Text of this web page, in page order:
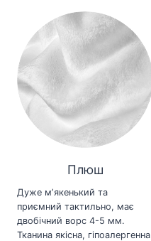
Плюш
Дуже мʼякенький та
приємний тактильно, має
двобічний ворс 4-5 мм.
Тканина якісна, гіпоалергенна